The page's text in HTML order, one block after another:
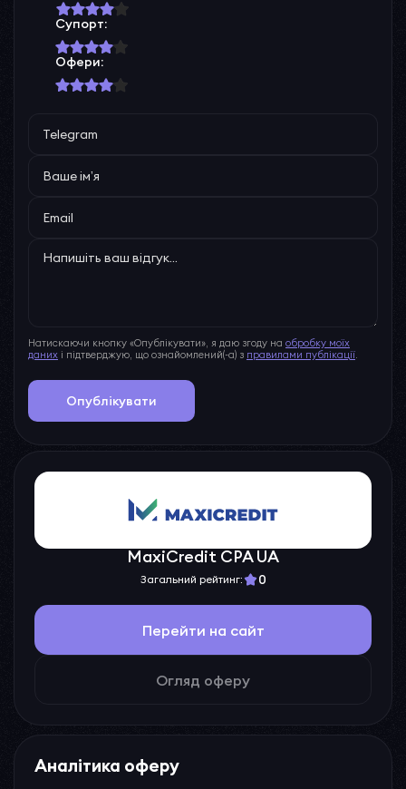
Супорт:
Офери:
Натискаючи кнопку «Опублікувати», я даю згоду на обробку моїх
даних і підтверджую, що ознайомлений(-а) з правилами публікації.
Опублікувати
MaxiCredit CPA UA
Загальний рейтинг: 0
Перейти на сайт
Огляд оферу
Аналітика оферу